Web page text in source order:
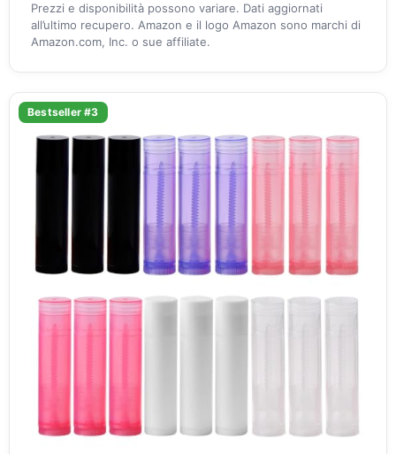
Prezzi e disponibilità possono variare. Dati aggiornati
all’ultimo recupero. Amazon e il logo Amazon sono marchi di
Amazon.com, Inc. o sue affiliate.
Bestseller #3